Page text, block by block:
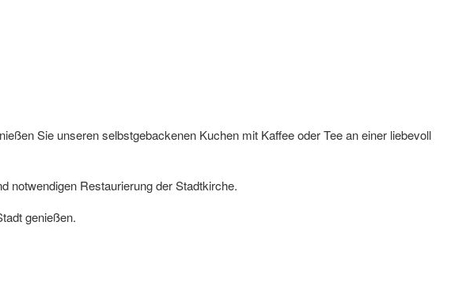
Sie unseren selbstgebackenen Kuchen mit Kaffee oder Tee an einer liebevoll
notwendigen Restaurierung der Stadtkirche.
genießen.